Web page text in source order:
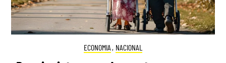
ECONOMIA , NACIONAL